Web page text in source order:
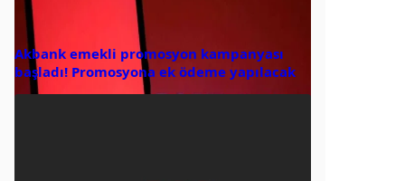
Akbank emekli promosyon kampanyası
başladı! Promosyona ek ödeme yapılacak